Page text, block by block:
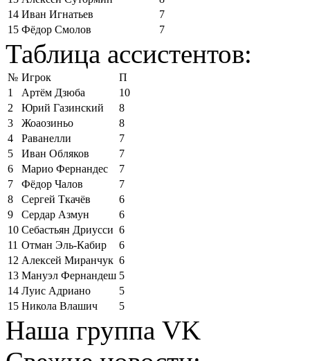
14 Иван Игнатьев
7
15 Фёдор Смолов 7
Таблица ассистентов:
№ Игрок
П
1
Артём Дзюба
10
2
Юрий Газинский
8
3
Жоаозиньо
8
4
Раванелли
7
5
Иван Обляков
7
6
Марио Фернандес
7
7
Фёдор Чалов
7
8
Сергей Ткачёв
6
9
Сердар Азмун
6
10 Себастьян Дриусси 6
11 Отман Эль-Кабир
6
12 Алексей Миранчук 6
13 Мануэл Фернандеш 5
14 Луис Адриано
5
15 Никола Влашич 5
Наша группа VK